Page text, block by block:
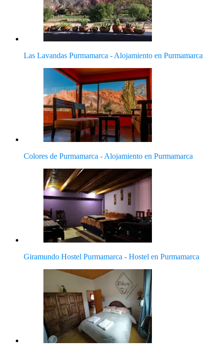
Las Lavandas Purmamarca - Alojamiento en Purmamarca
Colores de Purmamarca - Alojamiento en Purmamarca
Giramundo Hostel Purmamarca - Hostel en Purmamarca